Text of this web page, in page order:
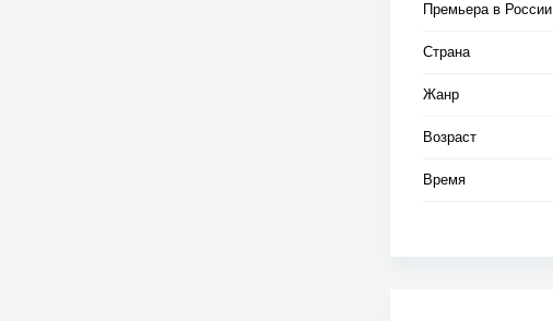
Премьера в Росcии
Страна
Жанр
Возраст
Время